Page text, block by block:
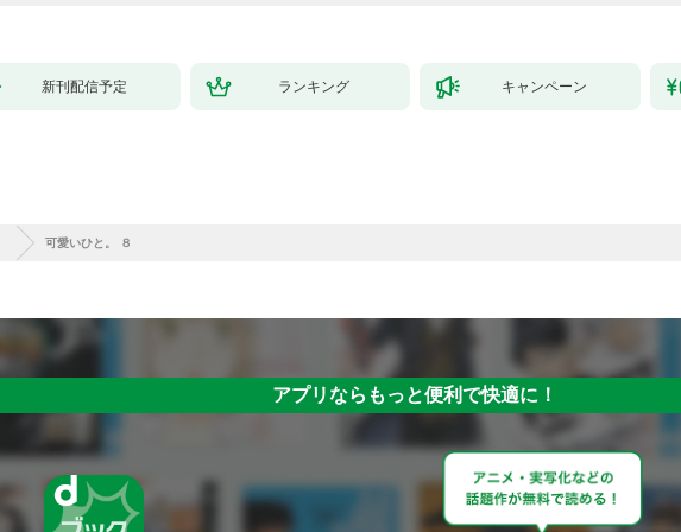
新刊配信予定 ランキング キャンペーン
可愛いひと。 ８
アプリならもっと便利で快適に！